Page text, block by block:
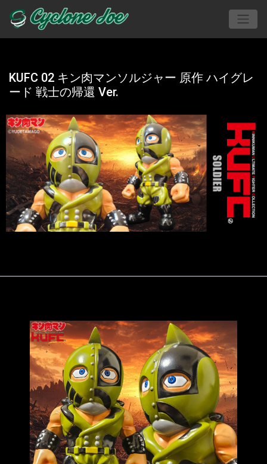
KUFC 02 キン肉マンソルジャー 原作 ハイグレ
ード 戦士の帰還 Ver.